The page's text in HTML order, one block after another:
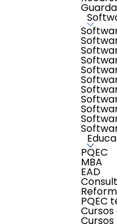
PQEC
MBA
EAD
PQEC
Cursos